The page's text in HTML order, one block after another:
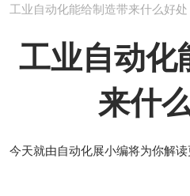
工业自动化能给制造带来什么好处
工业自动化
来什
今天就由自动化展小编将为你解读